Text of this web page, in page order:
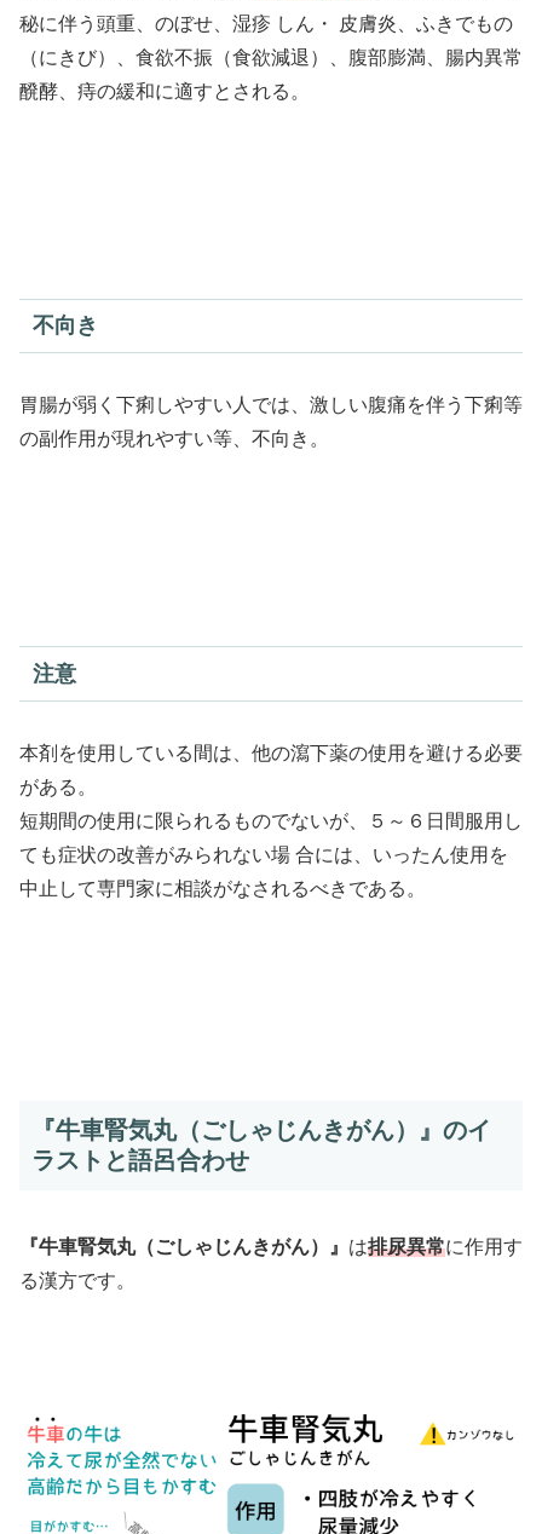
秘に伴う頭重、のぼせ、湿疹 しん・ 皮膚炎、ふきでもの
（にきび）、食欲不振（食欲減退）、腹部膨満、腸内異常
醗酵、痔の緩和に適すとされる。
不向き
胃腸が弱く下痢しやすい人では、激しい腹痛を伴う下痢等
の副作用が現れやすい等、不向き。
注意
本剤を使用している間は、他の瀉下薬の使用を避ける必要
がある。
短期間の使用に限られるものでないが、５～６日間服用し
ても症状の改善がみられない場 合には、いったん使用を
中止して専門家に相談がなされるべきである。
『牛車腎気丸（ごしゃじんきがん）』のイ
ラストと語呂合わせ
『牛車腎気丸（ごしゃじんきがん）』 は排尿異常に作用す
る漢方です。